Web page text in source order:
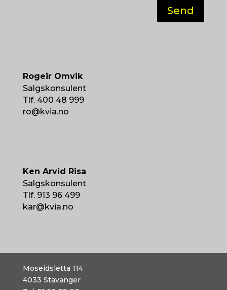
Send
Rogeir Omvik
Salgskonsulent
Tlf. 400 48 999
ro@kvia.no
Ken Arvid Risa
Salgskonsulent
Tlf. 913 96 499
kar@kvia.no
Moseidsletta 114
4033 Stavanger